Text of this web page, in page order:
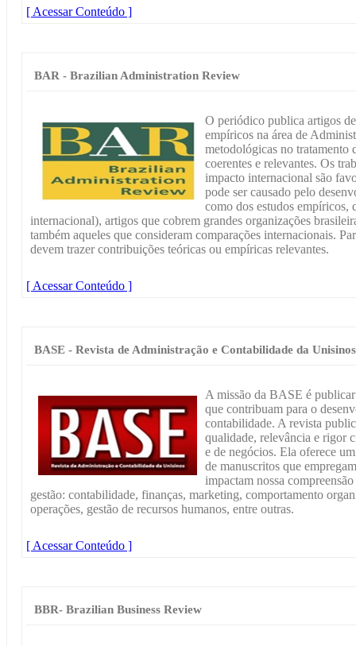
[ Acessar Conteúdo ]
BAR - Brazilian Administration Review
O periódico publica artigos
empíricos na área de
metodológicas no tratamento
coerentes e relevantes. Os
impacto internacional são
pode ser causado pelo
como dos estudos empíricos,
internacional), artigos que cobrem grandes organizações
também aqueles que consideram comparações internacionais.
devem trazer contribuições teóricas ou empíricas relevantes.
[ Acessar Conteúdo ]
BASE - Revista de Administração e Contabilidade da Unisinos
A missão da BASE é
que contribuam para o
contabilidade. A revista
qualidade, relevância e rigor
e de negócios. Ela oferece
de manuscritos que
impactam nossa
gestão: contabilidade, finanças, marketing, comportamento
operações, gestão de recursos humanos, entre outras.
[ Acessar Conteúdo ]
BBR- Brazilian Business Review